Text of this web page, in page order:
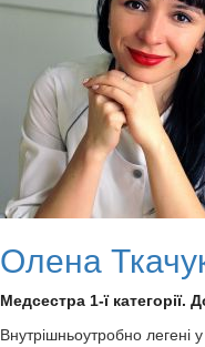
Олена
Медсестра 1-ї категорії.
Внутрішньоутробно